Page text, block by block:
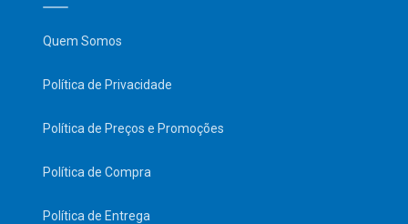
Quem Somos
Política de Privacidade
Política de Preços e Promoções
Política de Compra
Política de Entrega